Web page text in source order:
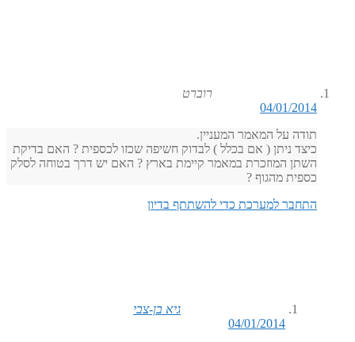
רוברט
04/01/2014
תודה על המאמר המעניין.
כיצד ניתן ( אם בכלל ) לבדוק חשיפה שכזו לכספית ? האם בדיקת
השתן המוזכרת במאמר קיימת בארץ ? האם יש דרך בטוחה לסלק
כספית מהגוף ?
התחבר למערכת כדי להשתתף בדיון
גיא בן-צבי
04/01/2014